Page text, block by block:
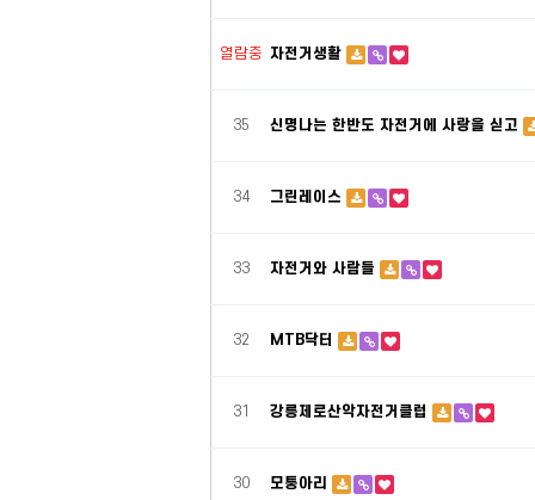
열람중 자전거생활
35 신명나는 한반도 자전거에 사랑을 싣고
34 그린레이스
33 자전거와 사람들
32 MTB닥터
31 강릉제로산악자전거클럽
30 모퉁아리